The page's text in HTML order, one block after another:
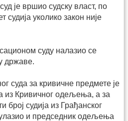
је вршио судску власт, по
судија уколико закон није
суду налазио се
државе.
суда за кривичне предмете је
из Кривичног одељења, а за
број судија из Грађанског
и председник одељења